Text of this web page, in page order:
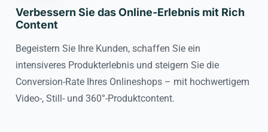
Verbessern Sie das Online-Erlebnis mit Rich
Content
Begeistern Sie Ihre Kunden, schaffen Sie ein
intensiveres Produkterlebnis und steigern Sie die
Conversion-Rate Ihres Onlineshops – mit hochwertigem
Video-, Still- und 360°-Produktcontent.